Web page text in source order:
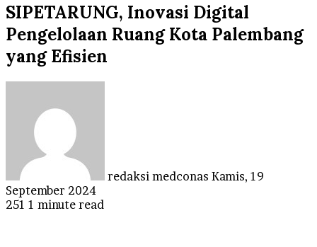
SIPETARUNG, Inovasi Digital
Pengelolaan Ruang Kota Palembang
yang Efisien
redaksi medconas Kamis, 19
September 2024
251 1 minute read